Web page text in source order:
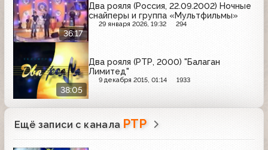
36:17
Два рояля (Россия, 22.09.2002) Ночные
снайперы и группа «Мультфильмы»
29 января 2026, 19:32 294
38:05
Два рояля (РТР, 2000) "Балаган
Лимитед"
9 декабря 2015, 01:14 1933
Ещё записи с канала РТР